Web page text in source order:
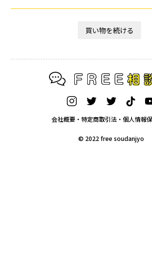
会社概要・特定商取引法・個人情報
© 2022 free soudanjyo